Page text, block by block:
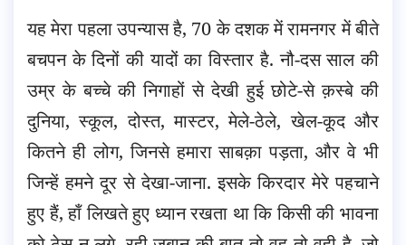
यह मेरा पहला उपन्यास है, 70 के दशक में रामनगर में बीते
बचपन के दिनों की यादों का विस्तार है. नौ-दस साल की
उम्र के बच्चे की निगाहों से देखी हुई छोटे-से क़स्बे की
दुनिया, स्कूल, दोस्त, मास्टर, मेले-ठेले, खेल-कूद और
कितने ही लोग, जिनसे हमारा साबक़ा पड़ता, और वे भी
जिन्हें हमने दूर से देखा-जाना. इसके किरदार मेरे पहचाने
हुए हैं, हाँ लिखते हुए ध्यान रखता था कि किसी की भावना